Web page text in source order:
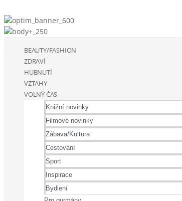
BEAUTY/FASHION
ZDRAVÍ
HUBNUTÍ
VZTAHY
VOLNÝ ČAS
Knižní novinky
Filmové novinky
Zábava/Kultura
Cestování
Sport
Inspirace
Bydlení